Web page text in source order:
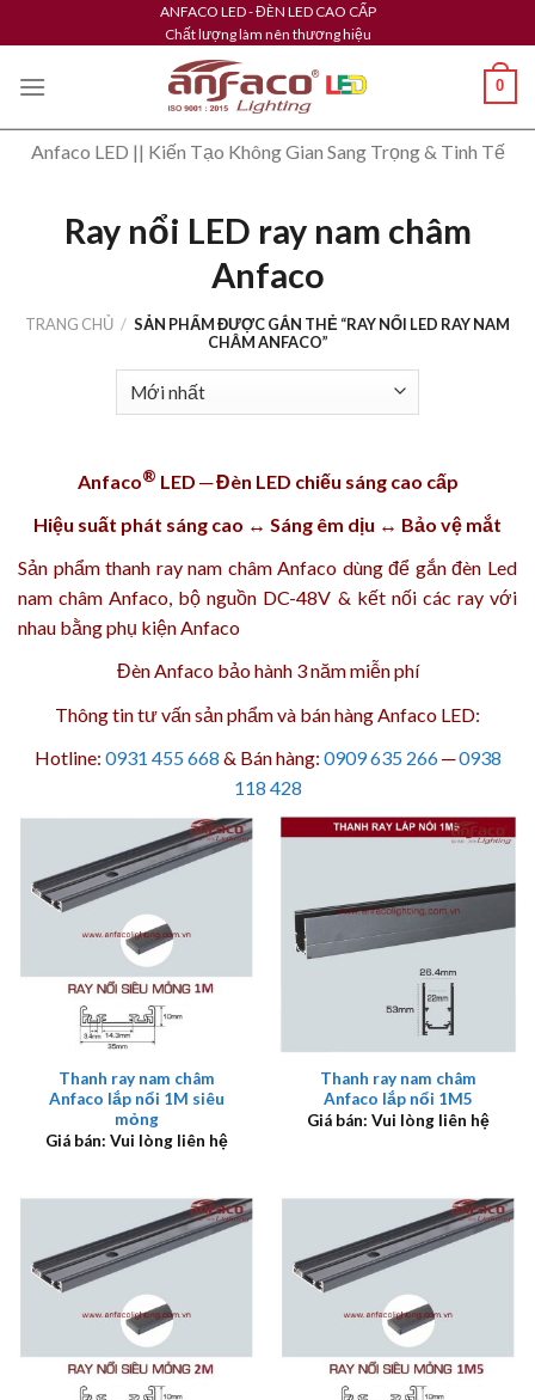
to
content
ANFACO LED - ĐÈN LED CAO CẤP
Chất lượng làm nên thương hiệu
0
Anfaco LED || Kiến Tạo Không Gian Sang Trọng & Tinh Tế
Ray nổi LED ray nam châm
Anfaco
TRANG CHỦ / SẢN PHẨM ĐƯỢC GẮN THẺ “RAY NỔI LED RAY NAM
CHÂM ANFACO”
Anfaco® LED ─ Đèn LED chiếu sáng cao cấp
Hiệu suất phát sáng cao ↔ Sáng êm dịu ↔ Bảo vệ mắt
Sản phẩmthanh raynam châm Anfaco dùng để gắnđèn Led
nam châm Anfaco, bộ nguồn DC-48V & kết nối các ray với
nhau bằngphụ kiệnAnfaco
Đèn Anfaco bảo hành 3 nămmiễn phí
Thông tin tư vấn sản phẩm và bán hàng Anfaco LED:
Hotline: 0931 455 668 & Bán hàng: 0909 635 266─0938
118 428
Thanh ray nam châm
Anfaco lắp nổi 1M siêu
mỏng
Giá bán: Vui lòng liên hệ
Thanh ray nam châm
Anfaco lắp nổi 1M5
Giá bán: Vui lòng liên hệ